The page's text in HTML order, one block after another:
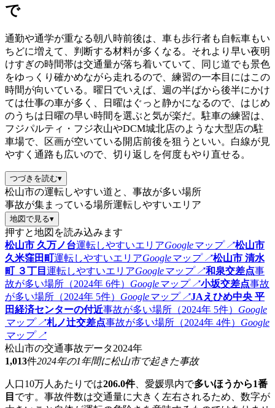
で
通勤や通学が重なる朝八時前後は、車も歩行者も自転車もい
ちどに増えて、判断する材料が多くなる。それより早い夜明
けすぎの時間帯は交通量が落ち着いていて、同じ道でも景色
をゆっくり確かめながら走れるので、練習の一本目にはこの
時間が向いている。曜日でいえば、週の半ばから後半にかけ
ては仕事の車が多く、日曜はぐっと静かになるので、はじめ
のうちは日曜の早い時間を選ぶと気が楽だ。駐車の練習は、
フジパルティ・フジ衣山やDCM城北店のような大型店の駐
車場で、区画が空いている開店前後を狙うといい。白線が見
やすく通路も広いので、切り返しを何度もやり直せる。
つづきを読む▾
松山市の運転しやすい道と、事故が多い場所
事故が集まっている場所運転しやすいエリア
地図で見る▾
押すと地図を読み込みます
松山市 久万ノ台運転しやすいエリアGoogleマップ ↗松山市
久米窪田町運転しやすいエリアGoogleマップ ↗松山市 清水
町 ３丁目 運転しやすいエリアGoogleマップ ↗和泉交差点事
故が多い場所（2024年 6件） Googleマップ ↗小坂交差点事故
が多い場所（2024年 5件） Googleマップ ↗JAえひめ中央 平
田経済センターの付近事故が多い場所（2024年 5件） Google
マップ ↗札ノ辻交差点事故が多い場所（2024年 4件） Google
マップ ↗
松山市の交通事故データ2024年
1,013件2024年の1年間に松山市で起きた事故
人口10万人あたりでは206.0件、愛媛県内で多いほうから1番
目 です。事故件数は交通量に大きく左右されるため、数字が